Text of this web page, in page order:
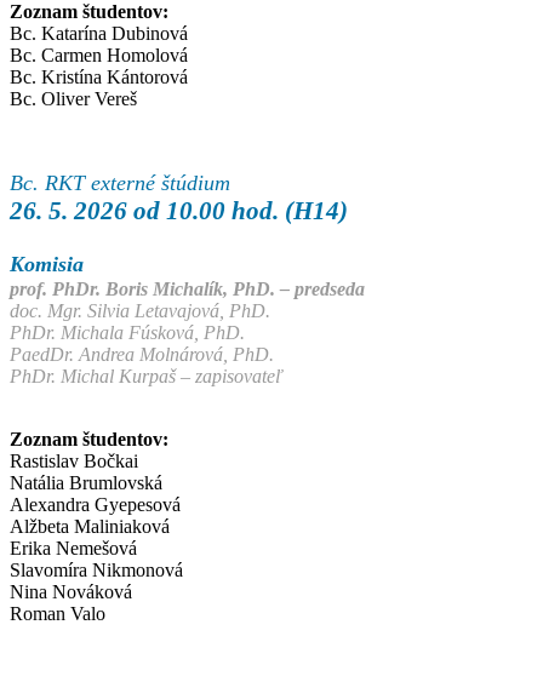
Zoznam študentov:
Bc. Katarína Dubinová
Bc. Carmen Homolová
Bc. Kristína Kántorová
Bc. Oliver Vereš
Bc. RKT externé štúdium
26. 5. 2026 od 10.00 hod. (H14)
Komisia
prof. PhDr. Boris Michalík, PhD. – predseda
doc. Mgr. Silvia Letavajová, PhD.
PhDr. Michala Fúsková, PhD.
PaedDr. Andrea Molnárová, PhD.
PhDr. Michal Kurpaš – zapisovateľ
Zoznam študentov:
Rastislav Bočkai
Natália Brumlovská
Alexandra Gyepesová
Alžbeta Maliniaková
Erika Nemešová
Slavomíra Nikmonová
Nina Nováková
Roman Valo